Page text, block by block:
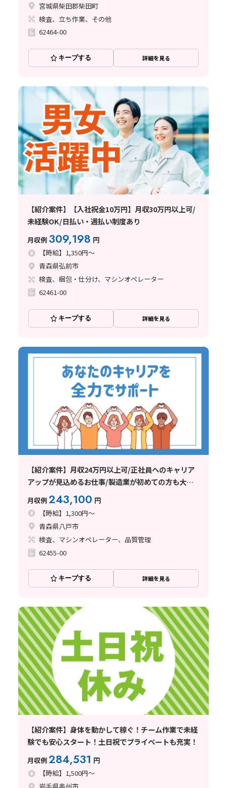
宮城県柴田郡柴田町
検査、立ち作業、その他
62464-00
キープする 詳細を見る
【紹介案件】【入社祝金10万円】月収30万円以上可/
未経験OK/日払い・週払い制度あり
月収例 309,198 円
【時給】1,350円～
青森県弘前市
検査、梱包・仕分け、マシンオペレーター
62461-00
キープする 詳細を見る
【紹介案件】月収24万円以上可/正社員へのキャリア
アップが見込めるお仕事/製造業が初めての方も大歓
月収例243,100 円
【時給】1,300円～
青森県八戸市
検査、マシンオペレーター、品質管理
62455-00
キープする 詳細を見る
【紹介案件】身体を動かして稼ぐ！チーム作業で未経
験でも安心スタート！土日祝でプライベートも充実！
月収例284,531 円
【時給】1,500円～